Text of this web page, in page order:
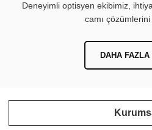
Deneyimli optisyen ekibimiz,
camı
DAHA FAZLA